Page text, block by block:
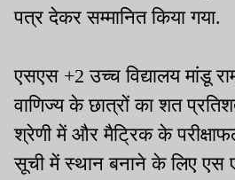
पत्र देकर सम्मानित किया गया.
एसएस +2 उच्च विद्यालय मांडू
वाणिज्य के छात्रों का शत
श्रेणी में और मैट्रिक के
सूची में स्थान बनाने के लिए एस